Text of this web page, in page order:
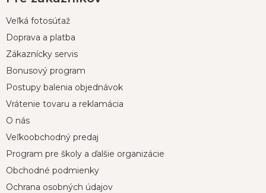
Veľká fotosúťaž
Doprava a platba
Zákaznícky servis
Bonusový program
Postupy balenia objednávok
Vrátenie tovaru a reklamácia
O nás
Veľkoobchodný predaj
Program pre školy a ďalšie organizácie
Obchodné podmienky
Ochrana osobných údajov